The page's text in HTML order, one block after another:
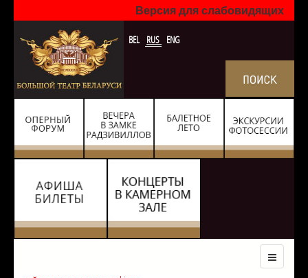
Версия для слабовидящих
BEL RUS ENG